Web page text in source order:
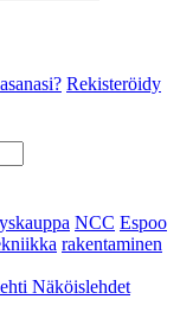
Rekisteröidy
NCC Espoo
rakentaminen
Näköislehdet